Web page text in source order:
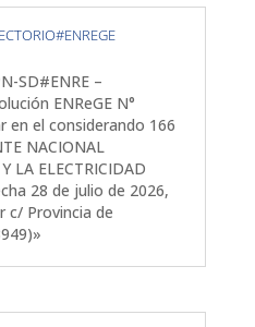
SD#ENRE –
ENReGE N°
en el considerando 166
NACIONAL
LA ELECTRICIDAD
28 de julio de 2026,
c/ Provincia de